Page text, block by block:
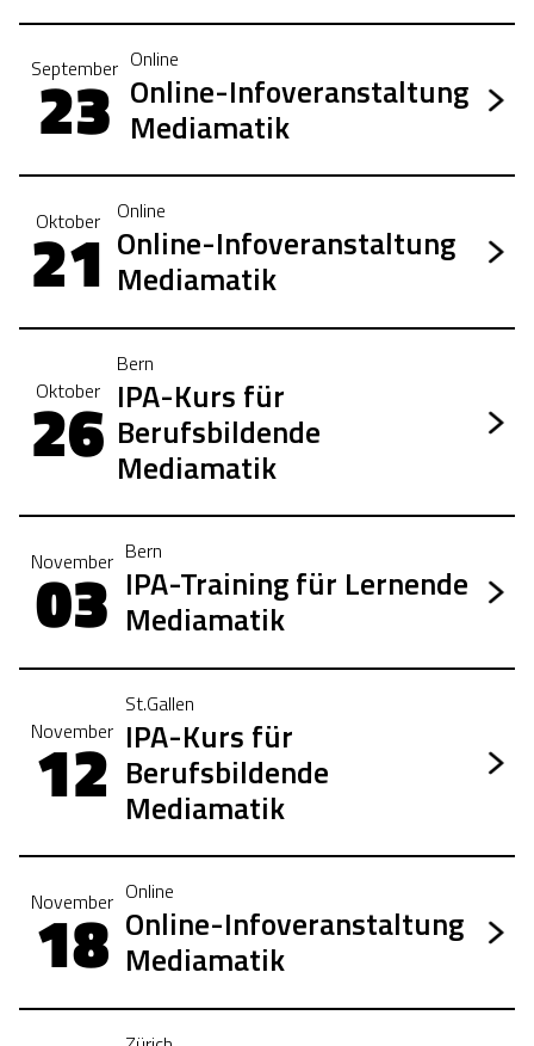
September
23
Online
Online-Infoveranstaltung
Mediamatik
Oktober
21
Online
Online-Infoveranstaltung
Mediamatik
Oktober
26
Bern
IPA-Kurs für
Berufsbildende
Mediamatik
November
03
Bern
IPA-Training für Lernende
Mediamatik
November
12
St.Gallen
IPA-Kurs für
Berufsbildende
Mediamatik
November
18
Online
Online-Infoveranstaltung
Mediamatik